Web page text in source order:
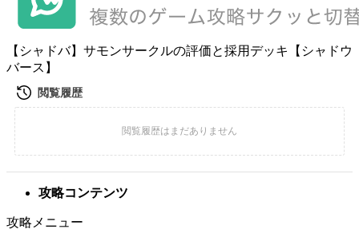
【シャドバ】サモンサークルの評価と採用デッキ【シャドウ
バース】
攻略コンテンツ
攻略メニュー